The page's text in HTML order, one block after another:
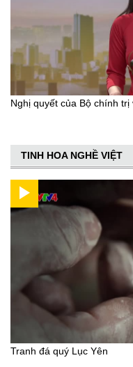
Nghị quyết của Bộ chính
TINH HOA NGHỀ VIỆT
Tranh đá quý Lục Yên